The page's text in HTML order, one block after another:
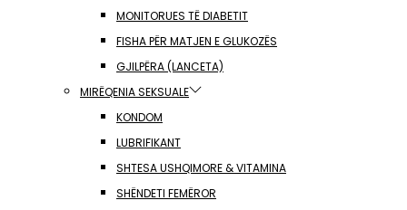
MONITORUES TË DIABETIT
FISHA PËR MATJEN E GLUKOZËS
GJILPËRA (LANCETA)
MIRËQENIA SEKSUALE
KONDOM
LUBRIFIKANT
SHTESA USHQIMORE & VITAMINA
SHËNDETI FEMËROR